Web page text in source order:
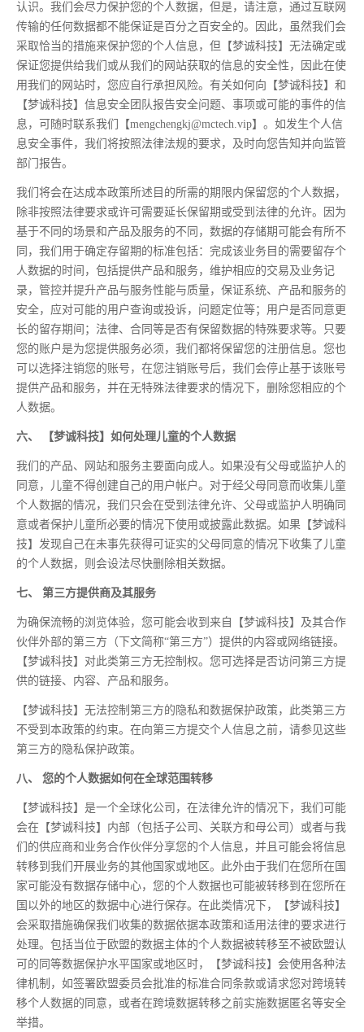
认识。我们会尽力保护您的个人数据，但是，请注意，通过互联网
传输的任何数据都不能保证是百分之百安全的。因此，虽然我们会
采取恰当的措施来保护您的个人信息，但【梦诚科技】无法确定或
保证您提供给我们或从我们的网站获取的信息的安全性，因此在使
用我们的网站时，您应自行承担风险。有关如何向【梦诚科技】和
【梦诚科技】信息安全团队报告安全问题、事项或可能的事件的信
息，可随时联系我们【mengchengkj@mctech.vip】。如发生个人信
息安全事件，我们将按照法律法规的要求，及时向您告知并向监管
部门报告。
我们将会在达成本政策所述目的所需的期限内保留您的个人数据，
除非按照法律要求或许可需要延长保留期或受到法律的允许。因为
基于不同的场景和产品及服务的不同，数据的存储期可能会有所不
同，我们用于确定存留期的标准包括：完成该业务目的需要留存个
人数据的时间，包括提供产品和服务，维护相应的交易及业务记
录，管控并提升产品与服务性能与质量，保证系统、产品和服务的
安全，应对可能的用户查询或投诉，问题定位等；用户是否同意更
长的留存期间；法律、合同等是否有保留数据的特殊要求等。只要
您的账户是为您提供服务必须，我们都将保留您的注册信息。您也
可以选择注销您的账号，在您注销账号后，我们会停止基于该账号
提供产品和服务，并在无特殊法律要求的情况下，删除您相应的个
人数据。
六、 【梦诚科技】如何处理儿童的个人数据
我们的产品、网站和服务主要面向成人。如果没有父母或监护人的
同意，儿童不得创建自己的用户帐户。对于经父母同意而收集儿童
个人数据的情况，我们只会在受到法律允许、父母或监护人明确同
意或者保护儿童所必要的情况下使用或披露此数据。如果【梦诚科
技】发现自己在未事先获得可证实的父母同意的情况下收集了儿童
的个人数据，则会设法尽快删除相关数据。
七、 第三方提供商及其服务
为确保流畅的浏览体验，您可能会收到来自【梦诚科技】及其合作
伙伴外部的第三方（下文简称“第三方”）提供的内容或网络链接。
【梦诚科技】对此类第三方无控制权。您可选择是否访问第三方提
供的链接、内容、产品和服务。
【梦诚科技】无法控制第三方的隐私和数据保护政策，此类第三方
不受到本政策的约束。在向第三方提交个人信息之前，请参见这些
第三方的隐私保护政策。
八、 您的个人数据如何在全球范围转移
【梦诚科技】是一个全球化公司，在法律允许的情况下，我们可能
会在【梦诚科技】内部（包括子公司、关联方和母公司）或者与我
们的供应商和业务合作伙伴分享您的个人信息，并且可能会将信息
转移到我们开展业务的其他国家或地区。此外由于我们在您所在国
家可能没有数据存储中心，您的个人数据也可能被转移到在您所在
国以外的地区的数据中心进行保存。在此类情况下，【梦诚科技】
会采取措施确保我们收集的数据依据本政策和适用法律的要求进行
处理。包括当位于欧盟的数据主体的个人数据被转移至不被欧盟认
可的同等数据保护水平国家或地区时，【梦诚科技】会使用各种法
律机制，如签署欧盟委员会批准的标准合同条款或请求您对跨境转
移个人数据的同意，或者在跨境数据转移之前实施数据匿名等安全
举措。